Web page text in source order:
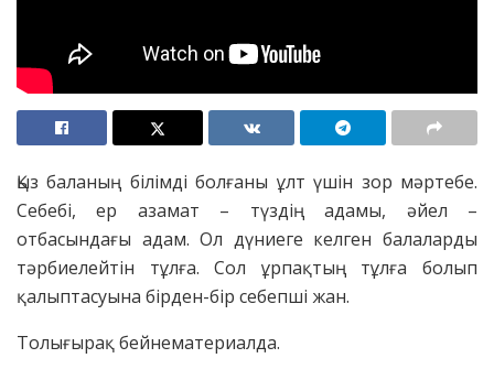
Қыз баланың білімді болғаны ұлт үшін зор мәртебе.
Себебі, ер азамат – түздің адамы, әйел –
отбасындағы адам. Ол дүниеге келген балаларды
тәрбиелейтін тұлға. Сол ұрпақтың тұлға болып
қалыптасуына бірден-бір себепші жан.
Толығырақ бейнематериалда.